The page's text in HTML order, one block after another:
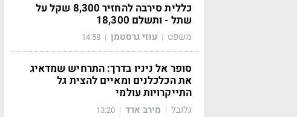
כללית סירבה להחזיר 8,300 שקל על
שתל - ותשלם 18,300
משפט | עוזי גרסטמן |
14:58
סופר אל ניניו בדרך: התרחיש שמדאיג
את הכלכלנים ומאיים להצית גל
התייקרויות עולמי
גלובל | מירב ארד |
13:20